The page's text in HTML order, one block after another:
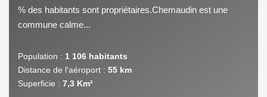
% des habitants sont propriétaires.Chemaudin est une
commune calme...
Population : 1 106 habitants
Distance de l'aéroport : 55 km
Superficie : 7,3 Km²